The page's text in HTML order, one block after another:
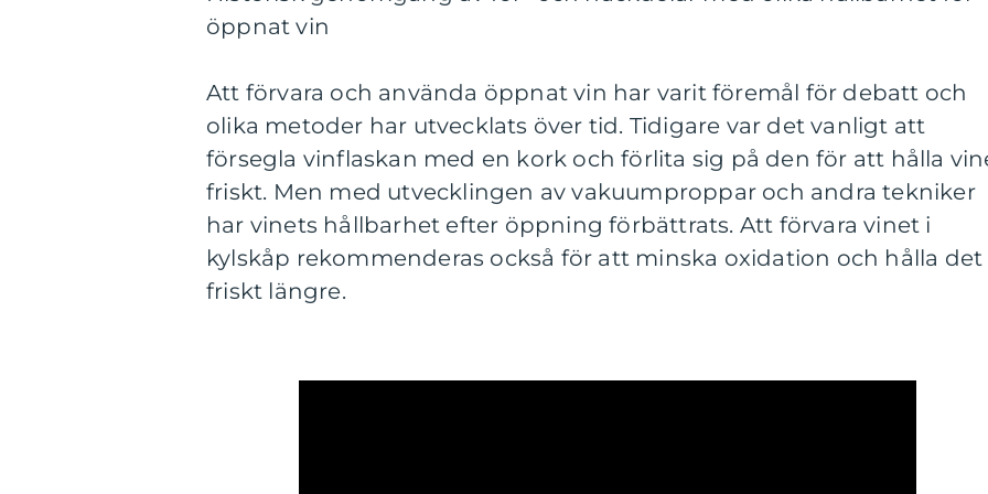
öppnat vin
Att förvara och använda öppnat vin har varit föremål för debatt och
olika metoder har utvecklats över tid. Tidigare var det vanligt att
försegla vinflaskan med en kork och förlita sig på den för att hålla
friskt. Men med utvecklingen av vakuumproppar och andra tekniker
har vinets hållbarhet efter öppning förbättrats. Att förvara vinet i
kylskåp rekommenderas också för att minska oxidation och hålla det
friskt längre.